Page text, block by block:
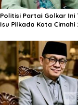
Politisi Partai Golkar Ini
Isu Pilkada Kota Cimahi